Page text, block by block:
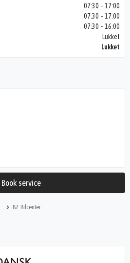
07:30 - 17:00
07:30 - 17:00
07:30 - 16:00
Lukket
Lukket
Book service
B2 Bilcenter